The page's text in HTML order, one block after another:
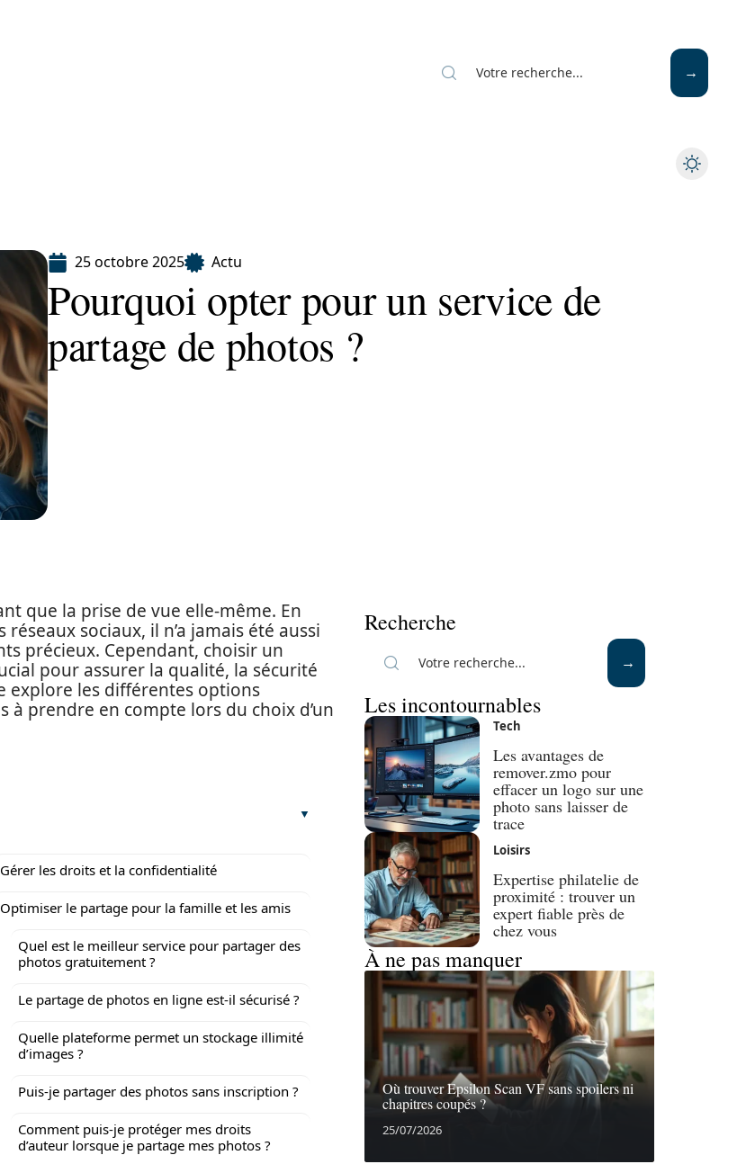
25 octobre 2025 Actu
Pourquoi opter pour un service de
partage de photos ?
que la prise de vue elle-même. En
sociaux, il n’a jamais été aussi
précieux. Cependant, choisir un
pour assurer la qualité, la sécurité
explore les différentes options
prendre en compte lors du choix d’un
Gérer les droits et la confidentialité
Optimiser le partage pour la famille et les amis
Quel est le meilleur service pour partager des
photos gratuitement ?
Le partage de photos en ligne est-il sécurisé ?
Quelle plateforme permet un stockage illimité
d’images ?
Puis-je partager des photos sans inscription ?
Comment puis-je protéger mes droits
d’auteur lorsque je partage mes photos ?
Recherche
Les incontournables
Tech
Les avantages de
remover.zmo pour
effacer un logo sur une
photo sans laisser de
trace
Loisirs
Expertise philatelie de
proximité : trouver un
expert fiable près de
chez vous
À ne pas manquer
Où trouver Epsilon Scan VF sans spoilers ni
chapitres coupés ?
25/07/2026